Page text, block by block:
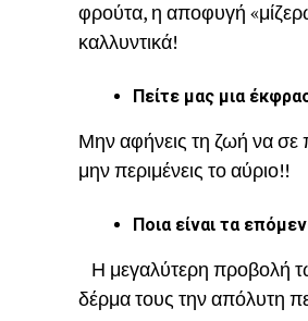
φρούτα, η αποφυγή
καλλυντικά!
Πείτε μας μια
Μην αφήνεις τη ζωή να σε
μην περιμένεις το αύριο!!
Ποια είναι τα
Η μεγαλύτερη προβολή
δέρμα τους την απόλυτη